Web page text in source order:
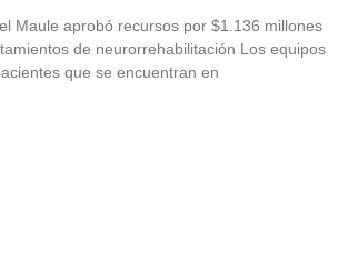
Maule aprobó recursos por $1.136 millones
de neurorrehabilitación Los equipos
que se encuentran en